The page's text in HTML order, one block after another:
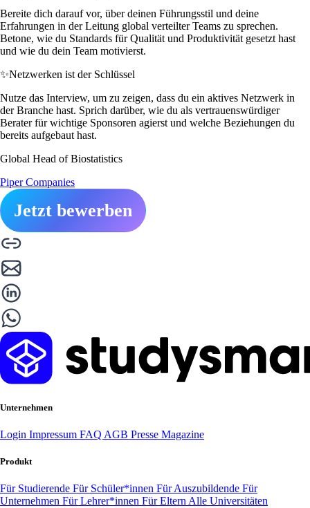
Bereite dich darauf vor, über deinen Führungsstil und deine
Erfahrungen in der Leitung global verteilter Teams zu sprechen.
Betone, wie du Standards für Qualität und Produktivität gesetzt hast
und wie du dein Team motivierst.
✨Netzwerken ist der Schlüssel
Nutze das Interview, um zu zeigen, dass du ein aktives Netzwerk in
der Branche hast. Sprich darüber, wie du als vertrauenswürdiger
Berater für wichtige Sponsoren agierst und welche Beziehungen du
bereits aufgebaut hast.
Global Head of Biostatistics
Piper Companies
Jetzt bewerben
Unternehmen
Login Impressum FAQ AGB Presse Magazine
Produkt
Für Studierende Für Schüler*innen Für Auszubildende Für
Unternehmen Für Lehrer*innen Für Eltern Alle Universitäten